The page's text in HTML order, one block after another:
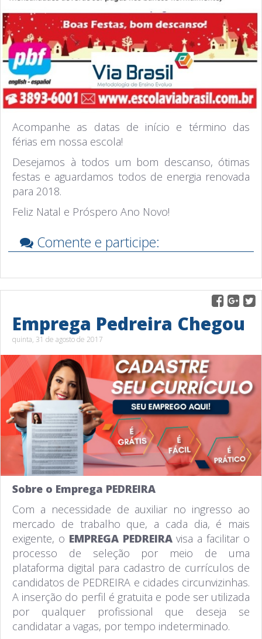
Acompanhe as datas de início e término das
férias em nossa escola!
Desejamos à todos um bom descanso, ótimas
festas e aguardamos todos de energia renovada
para 2018.
Feliz Natal e Próspero Ano Novo!
Comente e participe:
Emprega Pedreira Chegou
quinta, 31 de agosto de 2017
Sobre o Emprega PEDREIRA
Com a necessidade de auxiliar no ingresso ao
mercado de trabalho que, a cada dia, é mais
exigente, o EMPREGA PEDREIRAvisa a facilitar o
processo de seleção por meio de uma
plataforma digital para cadastro de currículos de
candidatos de PEDREIRA e cidades circunvizinhas.
A inserção do perfil é gratuita e pode ser utilizada
por qualquer profissional que deseja se
candidatar a vagas, por tempo indeterminado.